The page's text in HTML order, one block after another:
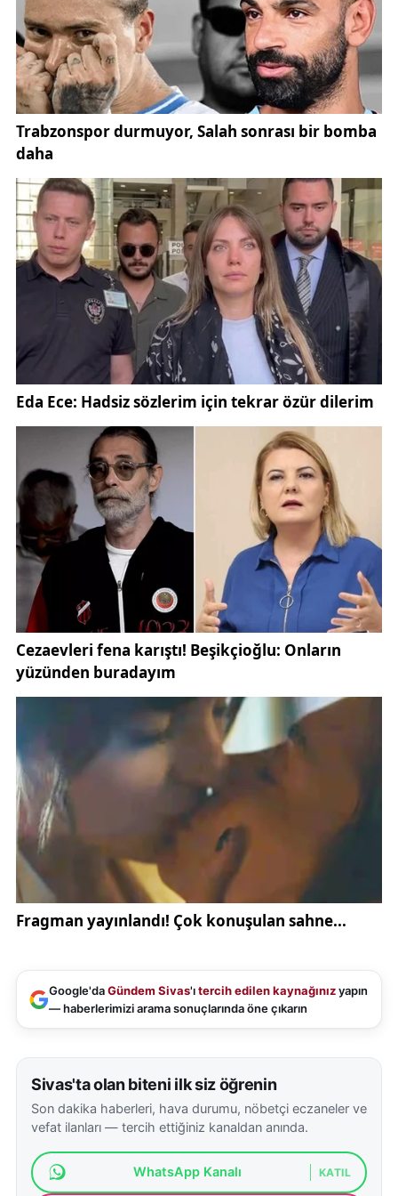
konseyi üyelerinin görüşlerinin belediye
çalışmalarına katkı sunduğunu ifade etti.
Toplantının gündeminde şehir planlaması, sosyal
projeler, kültürel faaliyetler ve vatandaşların
beklentilerine yönelik değerlendirmeler yer aldı.
Özellikle Sivas’ın gelişim sürecinde tüm paydaşların
fikirlerinin dikkate alınmasının önemine dikkat
çekildi.
Sivas’ta yerel yönetim çalışmalarıyla ilgili gelişmeler,
Gündem Sivas yerel haberleriüzerinden de
yakından takip ediliyor.
Toplantıya, Gündem Sivas imtiyaz sahibi, iş insanı
ve eğitimci kimliğiyle tanınan Mehmet Erdem Tokuş
da kent konseyi üyesi olarak katıldı. Kentin sosyal
yapısı, eğitim alanındaki gelişmeler ve şehir
vizyonuna ilişkin değerlendirmelerin yapıldığı
toplantıda, farklı sektörlerden temsilcilerin görüşleri
ele alındı.
Sivas’ın geleceğine yönelik fikir alışverişinin
gerçekleştirildiği buluşmada, şehirde yürütülen
çalışmaların daha geniş kitlelere ulaşması ve
vatandaş beklentilerinin doğru analiz edilmesi
konusunda değerlendirmeler yapıldı.
Yerel yönetim süreçleriyle ilgili resmi açıklamalar ve
üzerinden de takip edilebiliyor.
Toplantıda, kent yaşamını geliştirecek projelerin yanı
sıra sosyal dayanışma, eğitim faaliyetleri ve şehir
kültürünü güçlendirecek çalışmalar da ele alındı.
Kent konseylerinin şehir yönetiminde önemli bir
görev üstlendiğine dikkat çekilirken, vatandaşların
görüşlerinin karar alma süreçlerine katkı
sağlamasının önemine vurgu yapıldı.
artırmaya yönelik çalışmalarının devam ettiği
belirtilirken, kent konseyi toplantılarının da düzenli
ilişkin gelişmeler içinSivas gündem haberleri
kategorisi üzerinden detaylı bilgilere ulaşılabiliyor.
Google'daGündem Sivas'ıtercih edilen kaynağınızyapın
— haberlerimizi arama sonuçlarında öne çıkarın
Sivas'ta olan biteni ilk siz öğrenin
Son dakika haberleri, hava durumu, nöbetçi eczaneler ve
vefat ilanları — tercih ettiğiniz kanaldan anında.
WhatsApp Kanalı KATIL